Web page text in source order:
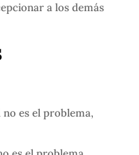
a los demás
no es el problema,